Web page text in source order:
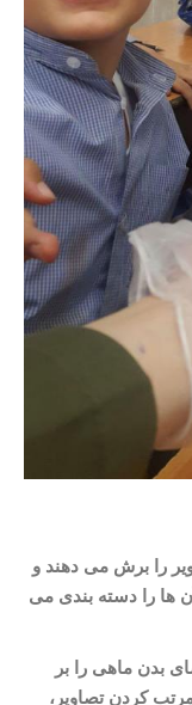
را برش می دهند و
ها را دسته بندی می
بدن ماهی را بر
کردن تصاویر،